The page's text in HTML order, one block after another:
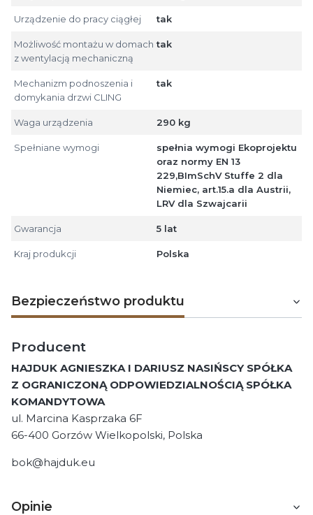
Urządzenie do pracy ciągłej tak
Możliwość montażu w domach
z wentylacją mechaniczną
tak
Mechanizm podnoszenia i
domykania drzwi CLING
tak
Waga urządzenia 290 kg
Spełniane wymogi
spełnia wymogi Ekoprojektu
oraz normy EN 13
229,BImSchV Stuffe 2 dla
Niemiec, art.15.a dla Austrii,
LRV dla Szwajcarii
Gwarancja 5 lat
Kraj produkcji Polska
Bezpieczeństwo produktu
Producent
HAJDUK AGNIESZKA I DARIUSZ NASIŃSCY SPÓŁKA
Z OGRANICZONĄ ODPOWIEDZIALNOŚCIĄ SPÓŁKA
KOMANDYTOWA
ul. Marcina Kasprzaka 6F
66-400 Gorzów Wielkopolski, Polska
bok@hajduk.eu
Opinie